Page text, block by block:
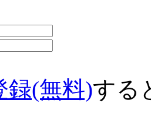
録(無料)する